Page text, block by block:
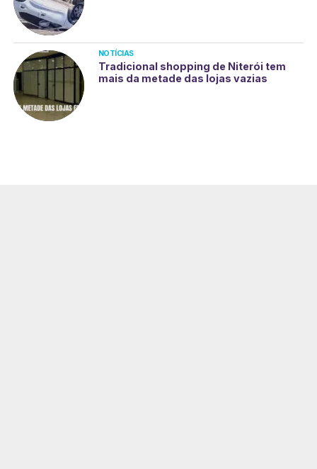
NOTÍCIAS
Tradicional shopping de Niterói tem
mais da metade das lojas vazias